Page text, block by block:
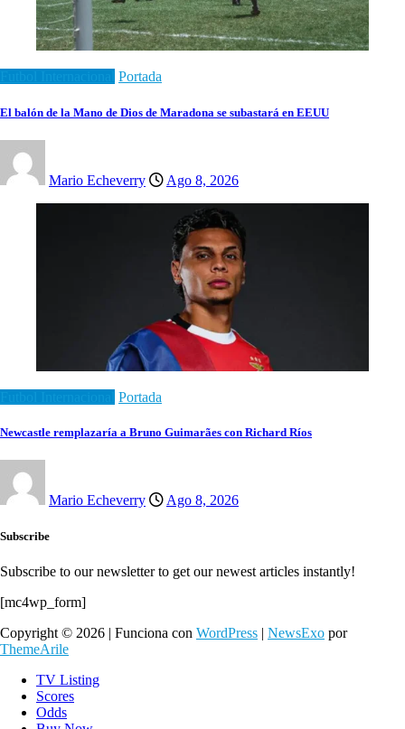
Portada
El balón de la Mano de Dios de Maradona se subastará en EEUU
Mario Echeverry Ago 8, 2026
Portada
Newcastle remplazaría a Bruno Guimarães con Richard Ríos
Mario Echeverry Ago 8, 2026
Subscribe
Subscribe to our newsletter to get our newest articles instantly!
[mc4wp_form]
Copyright © 2026 | Funciona con WordPress | NewsExo por
ThemeArile
TV Listing
Scores
Odds